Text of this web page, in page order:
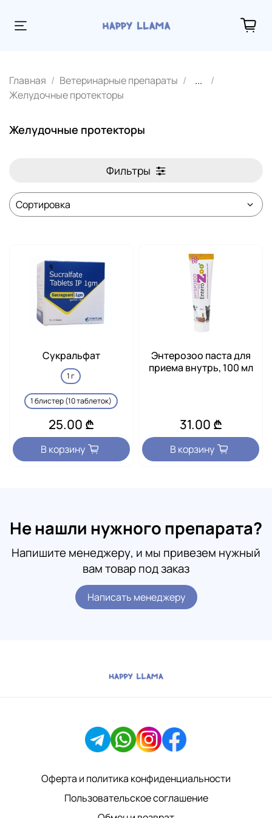
Главная Ветеринарные препараты
...
Желудочные протекторы
Желудочные протекторы
Фильтры
Сукральфат
1 г
1 блистер (10 таблеток)
25.00 ₾
В корзину
Энтерозоо паста для
приема внутрь, 100 мл
31.00 ₾
В корзину
Не нашли нужного препарата?
Напишите менеджеру, и мы привезем нужный
вам товар под заказ
Написать менеджеру
Оферта и политика конфиденциальности
Пользовательское соглашение